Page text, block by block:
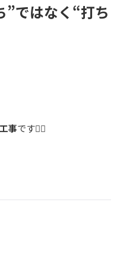
”ではなく“打ち
事です👌🏻